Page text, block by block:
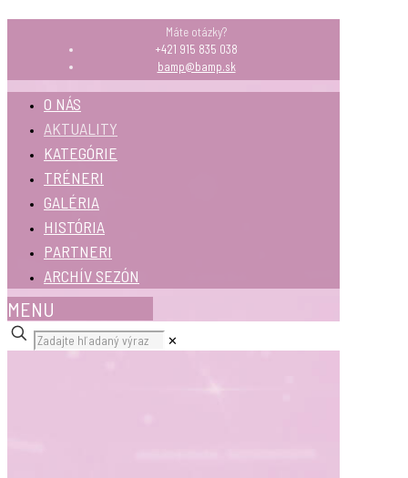
Máte otázky?
+421 915 835 038
bamp@bamp.sk
O NÁS
AKTUALITY
KATEGÓRIE
TRÉNERI
GALÉRIA
HISTÓRIA
PARTNERI
ARCHÍV SEZÓN
MENU
✕